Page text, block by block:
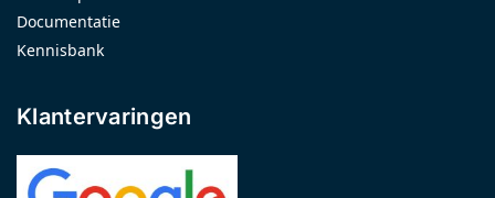
Documentatie
Kennisbank
Klantervaringen